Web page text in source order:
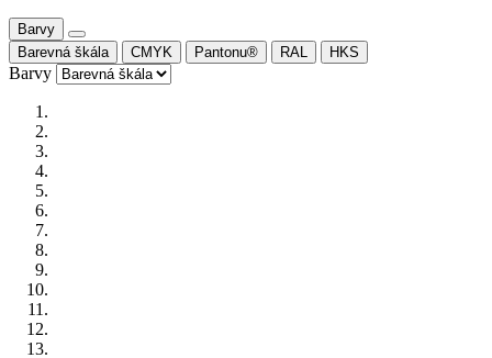
Barvy
Barevná škála
CMYK Pantonu® RAL HKS
Barvy